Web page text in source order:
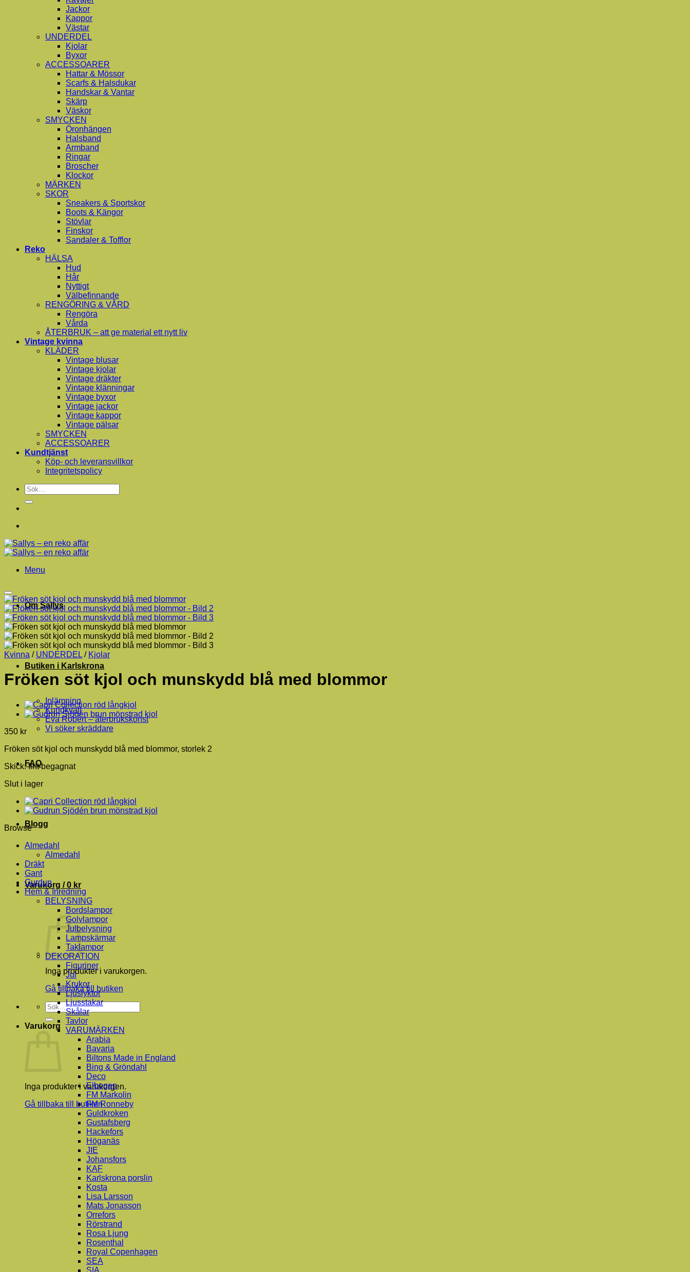
Jackor
Kappor
Västar
UNDERDEL
Kjolar
Byxor
ACCESSOARER
Hattar & Mössor
Scarfs & Halsdukar
Handskar & Vantar
Skärp
Väskor
SMYCKEN
Öronhängen
Halsband
Armband
Ringar
Broscher
Klockor
MÄRKEN
SKOR
Sneakers & Sportskor
Boots & Kängor
Stövlar
Finskor
Sandaler & Tofflor
Reko
HÄLSA
Hud
Hår
Nyttigt
Välbefinnande
RENGÖRING & VÅRD
Rengöra
Vårda
ÅTERBRUK – att ge material ett nytt liv
Vintage kvinna
KLÄDER
Vintage blusar
Vintage kjolar
Vintage dräkter
Vintage klänningar
Vintage byxor
Vintage jackor
Vintage kappor
Vintage pälsar
SMYCKEN
ACCESSOARER
Kundtjänst
Köp- och leveransvillkor
Integritetspolicy
Sök
efter:
Menu
Om Sallys
Butiken i Karlskrona
Inlämning
Kundkväll
Eva Robèrt – återbrukskonst
Vi söker skräddare
FAQ
Blogg
Varukorg /0 kr
Inga produkter i varukorgen.
Gå tillbaka till butiken
Sök
efter:
Varukorg
Inga produkter i varukorgen.
Gå tillbaka till butiken
Kvinna / UNDERDEL / Kjolar
Fröken söt kjol och munskydd blå med blommor
350 kr
Fröken söt kjol och munskydd blå med blommor, storlek 2
Skick: fint begagnat
Slut i lager
Browse
Almedahl
Almedahl
Dräkt
Gant
Gurdun
Hem & Inredning
BELYSNING
Bordslampor
Golvlampor
Julbelysning
Lampskärmar
Taklampor
DEKORATION
Figuriner
Jul
Krukor
Ljuslyktor
Ljusstakar
Skålar
Tavlor
VARUMÄRKEN
Arabia
Bavaria
Biltons Made in England
Bing & Gröndahl
Deco
Elbogen
FM Markolin
FM Ronneby
Guldkroken
Gustafsberg
Hackefors
Höganäs
JIE
Johansfors
KAF
Karlskrona porslin
Kosta
Lisa Larsson
Mats Jonasson
Orrefors
Rörstrand
Rosa Ljung
Rosenthal
Royal Copenhagen
SEA
SIA